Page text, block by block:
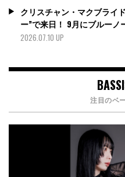
クリスチャン・マクブライ
ー”で来日！ 9月にブルー
2026.07.10 UP
注目のベ